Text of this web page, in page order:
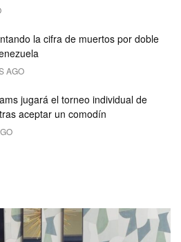
la cifra de muertos por doble
AGO
jugará el torneo individual de
aceptar un comodín